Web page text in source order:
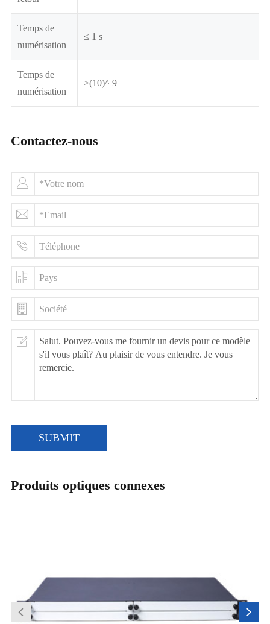
Temps de
numérisation
≤ 1 s
Temps de
numérisation
>(10)^ 9
Contactez-nous
SUBMIT
Produits optiques connexes